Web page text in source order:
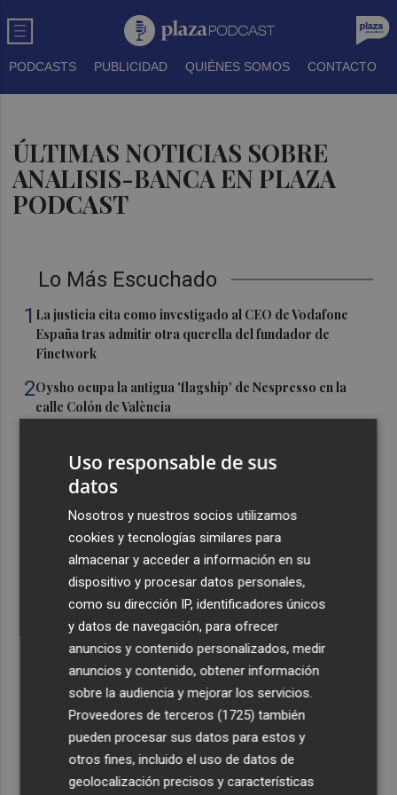
PODCASTS PUBLICIDAD QUIÉNES SOMOS CONTACTO
ÚLTIMAS NOTICIAS SOBRE
ANALISIS-BANCA EN PLAZA
PODCAST
Lo Más Escuchado
1 La justicia cita como investigado al CEO de Vodafone
España tras admitir otra querella del fundador de
Finetwork
2Oysho ocupa la antigua 'flagship' de Nespresso en la
calle Colón de València
la atención al nacimiento
El proyecto 'Gramola' evalúa estrategias sostenibles
para reducir las alteraciones internas de la granada
mollar de Elche
El talento murciano conquista Cimeria: Dagnino ilustra
'Aguas peligrosas' de Conan el Bárbaro
Recibe toda la actualidad de
Plaza Podcast en tu correo
Quiero suscribirme
Uso responsable de sus
datos
Nosotros y nuestros socios utilizamos
cookies y tecnologías similares para
almacenar y acceder a información en su
dispositivo y procesar datos personales,
como su dirección IP, identificadores únicos
y datos de navegación, para ofrecer
anuncios y contenido personalizados, medir
anuncios y contenido, obtener información
sobre la audiencia y mejorar los servicios.
Proveedores de terceros (1725) también
pueden procesar sus datos para estos y
otros fines, incluido el uso de datos de
geolocalización precisos y características